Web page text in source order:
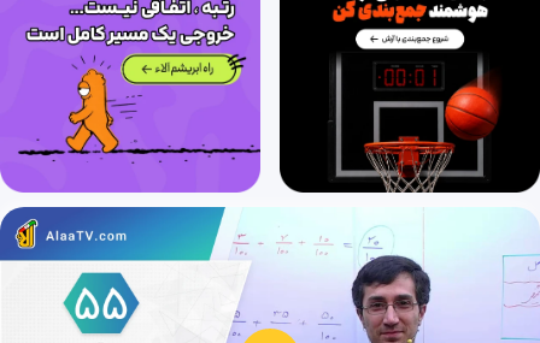
احتمال (قسمت سیزدهم)، مبانی احتمال (قسمت نهم)
29 دقیقه 1403/11/29
احتمال (قسمت چهاردهم)، مبانی احتمال (قسمت دهم)
1403/11/29
احتمال (قسمت پانزدهم)، احتمال شرطی (قسمت اول)
1403/11/29
احتمال (قسمت شانزدهم)، احتمال شرطی (قسمت دوم)